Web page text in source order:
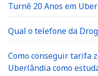
Turnê 20 Anos em
Qual o telefone da
Como conseguir tarifa
Uberlândia como